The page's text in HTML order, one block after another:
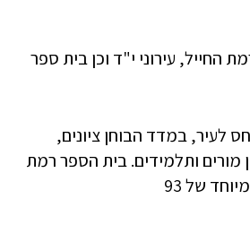
החייל, עירוני י"ד וכן בית ספר
לעיר, במדד הבוחן ציונים,
מורים ותלמידים. בית הספר רמת
של 93